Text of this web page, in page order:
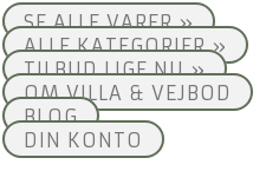
SE ALLE VARER »
ALLE KATEGORIER »
TILBUD LIGE NU »
OM VILLA & VEJBOD
BLOG
DIN KONTO